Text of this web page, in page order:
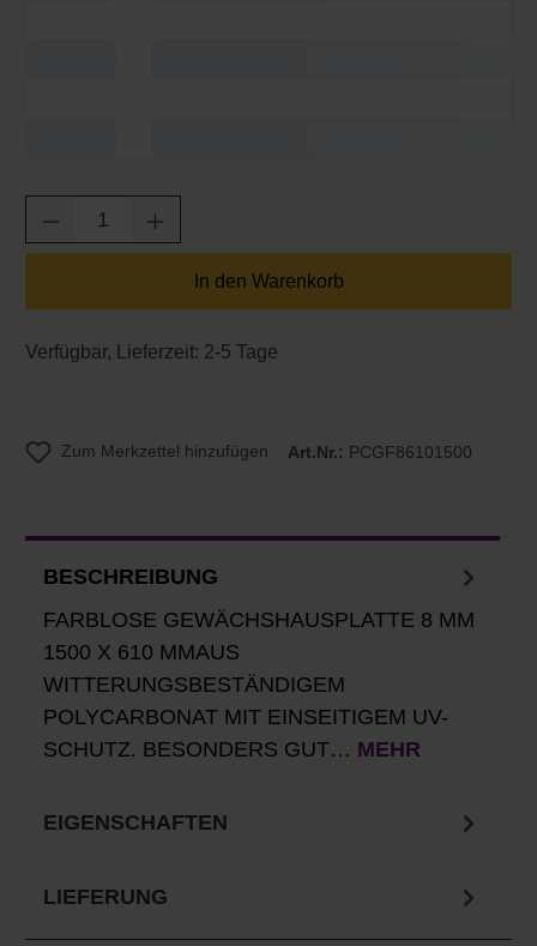
Produkt Anzahl: Gib den gewünschten
In den Warenkorb
Verfügbar, Lieferzeit: 2-5 Tage
Zum Merkzettel hinzufügen Art.Nr.: PCGF86101500
BESCHREIBUNG
FARBLOSE GEWÄCHSHAUSPLATTE 8 MM
1500 X 610 MMAUS
WITTERUNGSBESTÄNDIGEM
POLYCARBONAT MIT EINSEITIGEM UV-
SCHUTZ. BESONDERS GUT… MEHR
EIGENSCHAFTEN
LIEFERUNG